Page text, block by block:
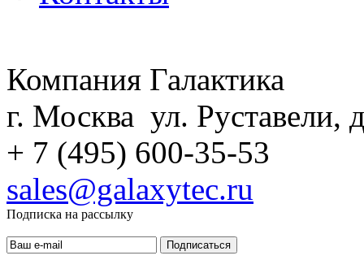
Компания Галактика
г. Москва ул. Руставели,
+ 7 (495) 600-35-53
sales@galaxytec.ru
Подписка на рассылку
Подписаться